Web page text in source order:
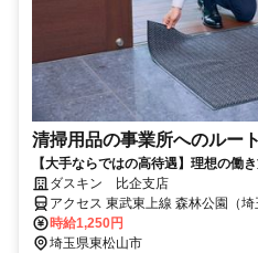
清掃用品の事業所へのルー
【大手ならではの高待遇】理想の働
歓迎！
ダスキン 比企支店
アクセス 東武東上線 森林公園（
線 つきのわ南口徒歩約28分、東武
東上線「森林公園」駅から徒歩２
時給1,250円
埼玉県東松山市